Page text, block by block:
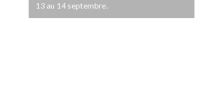
13 au 14 septembre.